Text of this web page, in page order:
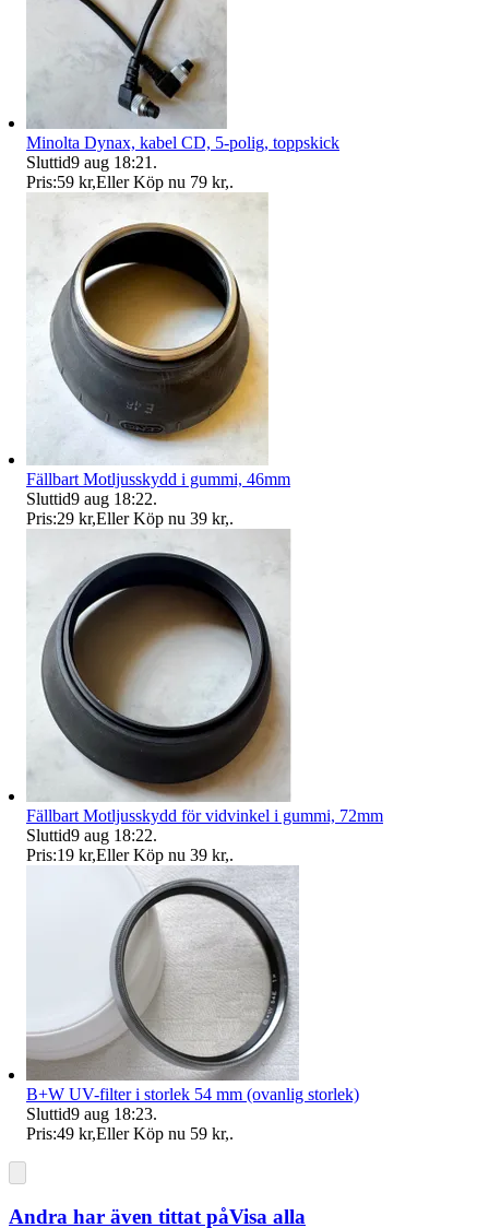
Minolta Dynax, kabel CD, 5-polig, toppskick
Sluttid9 aug 18:21 .
Pris:59 kr,Eller Köp nu 79 kr,.
Fällbart Motljusskydd i gummi, 46mm
Sluttid9 aug 18:22.
Pris:29 kr,Eller Köp nu 39 kr,.
Fällbart Motljusskydd för vidvinkel i gummi, 72mm
Sluttid9 aug 18:22.
Pris:19 kr,Eller Köp nu 39 kr,.
B+W UV-filter i storlek 54 mm (ovanlig storlek)
Sluttid9 aug 18:23.
Pris:49 kr,Eller Köp nu 59 kr,.
Andra har även tittat påVisa alla